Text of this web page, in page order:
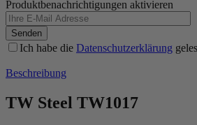
Produktbenachrichtigungen aktivieren
Senden
Ich habe die Datenschutzerklärung
Beschreibung
TW Steel TW1017